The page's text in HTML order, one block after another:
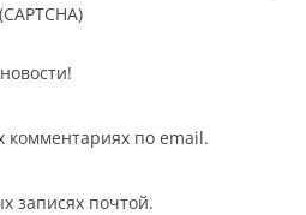
комментариях по email.
записях почтой.